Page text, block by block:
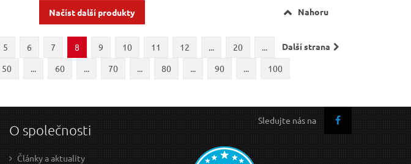
Načíst další produkty Nahoru
Další strana
5 6 7 8 9 10 11 12 ... 20
...
50 ... 60 ... 70 ... 80 ... 90 ... 100
Sledujte nás na
O společnosti
Články a aktuality